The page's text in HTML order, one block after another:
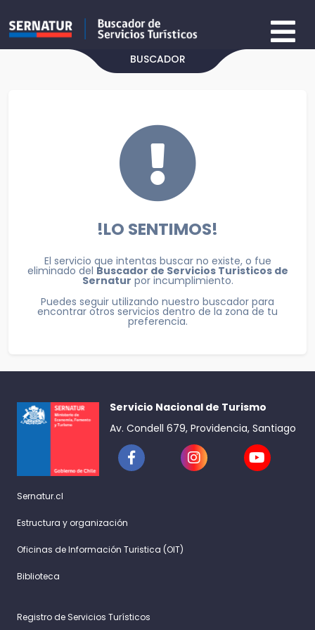
BUSCADOR
!LO SENTIMOS!
El servicio que intentas buscar no existe, o fue
eliminado del Buscador de Servicios Turisticos de
Sernatur por incumplimiento.
Puedes seguir utilizando nuestro buscador para
encontrar otros servicios dentro de la zona de tu
preferencia.
Servicio Nacional de Turismo
Av. Condell 679, Providencia, Santiago
Sernatur.cl
Estructura y organización
Oficinas de Información Turistica (OIT)
Biblioteca
Registro de Servicios Turísticos